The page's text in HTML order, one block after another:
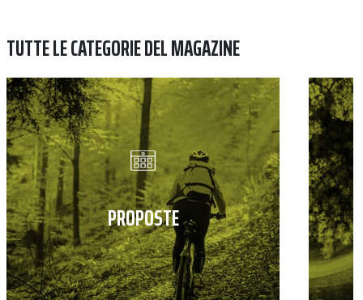
TUTTE LE CATEGORIE DEL MAGAZINE
PROPOSTE